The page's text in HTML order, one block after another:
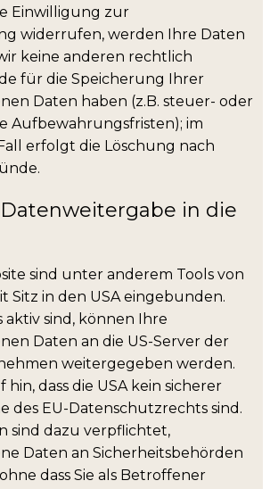
Einwilligung zur
widerrufen, werden Ihre Daten
keine anderen rechtlich
für die Speicherung Ihrer
Daten haben (z.B. steuer- oder
Aufbewahrungsfristen); im
erfolgt die Löschung nach
in die
sind unter anderem Tools von
Sitz in den USA eingebunden.
aktiv sind, können Ihre
Daten an die US-Server der
weitergegeben werden.
hin, dass die USA kein sicherer
des EU-Datenschutzrechts sind.
sind dazu verpflichtet,
Daten an Sicherheitsbehörden
dass Sie als Betroffener